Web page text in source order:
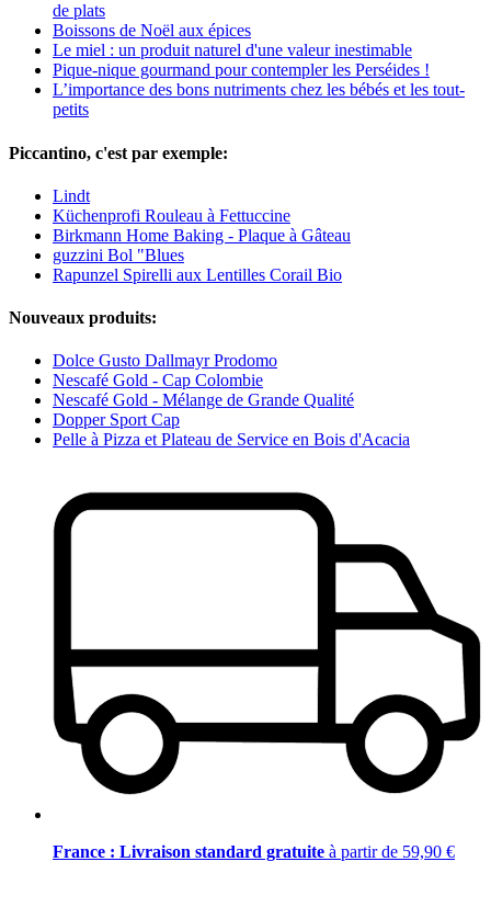
de plats
Boissons de Noël aux épices
Le miel : un produit naturel d'une valeur inestimable
Pique-nique gourmand pour contempler les Perséides !
L’importance des bons nutriments chez les bébés et les tout-
petits
Piccantino, c'est par exemple:
Lindt
Küchenprofi Rouleau à Fettuccine
Birkmann Home Baking - Plaque à Gâteau
guzzini Bol "Blues
Rapunzel Spirelli aux Lentilles Corail Bio
Nouveaux produits:
Dolce Gusto Dallmayr Prodomo
Nescafé Gold - Cap Colombie
Nescafé Gold - Mélange de Grande Qualité
Dopper Sport Cap
Pelle à Pizza et Plateau de Service en Bois d'Acacia
France : Livraison standard gratuite à partir de 59,90 €